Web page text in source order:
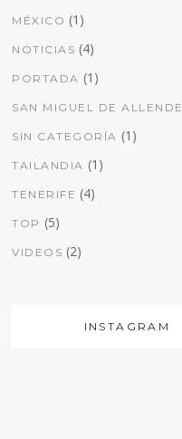
MÉXICO (1)
NOTICIAS (4)
PORTADA (1)
SAN MIGUEL DE ALLENDE
SIN CATEGORÍA (1)
TAILANDIA (1)
TENERIFE (4)
TOP (5)
VIDEOS (2)
INSTAGRAM